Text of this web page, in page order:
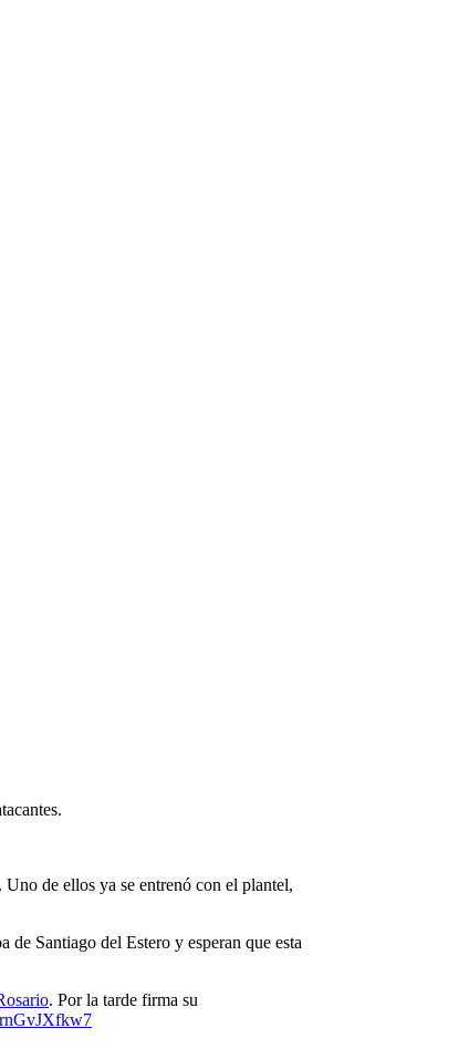
de ellos ya se entrenó con el plantel,
Santiago del Estero y esperan que esta
. Por la tarde firma su